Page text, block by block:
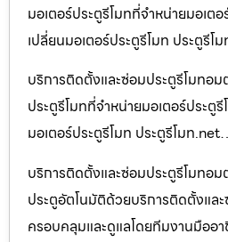
มอเตอร์ประตูรีโมทที่จำหน่ายมอเต
เปลี่ยนมอเตอร์ประตูรีโมท ประตูรีโ
บริการติดตั้งและซ่อมประตูรีโมทอม
ประตูรีโมทที่จำหน่ายมอเตอร์ประตู
มอเตอร์ประตูรีโมท ประตูรีโมท
บริการติดตั้งและซ่อมประตูรีโมทอ
ประตูอัตโนมัติด้วยบริการติดตั้งแล
ครอบคลุมและดูแลโดยทีมงานมืออ